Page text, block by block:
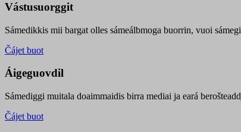
Vástusuorggit
Sámedikkis mii bargat olles sámeálbmoga buorrin, vuoi
Čájet buot
Áigeguovdil
Sámediggi muitala doaimmaidis birra mediai ja eará
Čájet buot